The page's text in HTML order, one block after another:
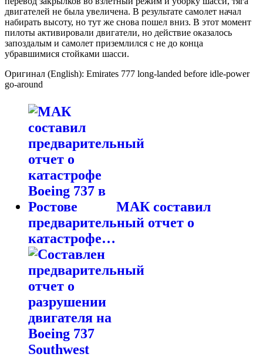
двигателей не была увеличена. В результате самолет начал
набирать высоту, но тут же снова пошел вниз. В этот момент
пилоты активировали двигатели, но действие оказалось
запоздалым и самолет приземлился с не до конца
убравшимися стойками шасси.
Оригинал (English): Emirates 777 long-landed before idle-power
go-around
МАК составил
предварительный отчет о
катастрофе…